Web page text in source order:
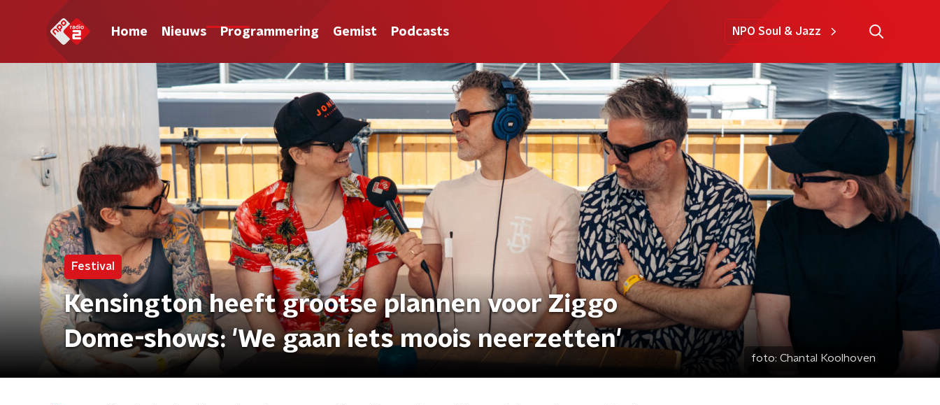
Home Nieuws Programmering Gemist Podcasts NPO Soul & Jazz
Festival
Kensington heeft grootse plannen voor Ziggo
Dome-shows: 'We gaan iets moois neerzetten'
foto: Chantal Koolhoven